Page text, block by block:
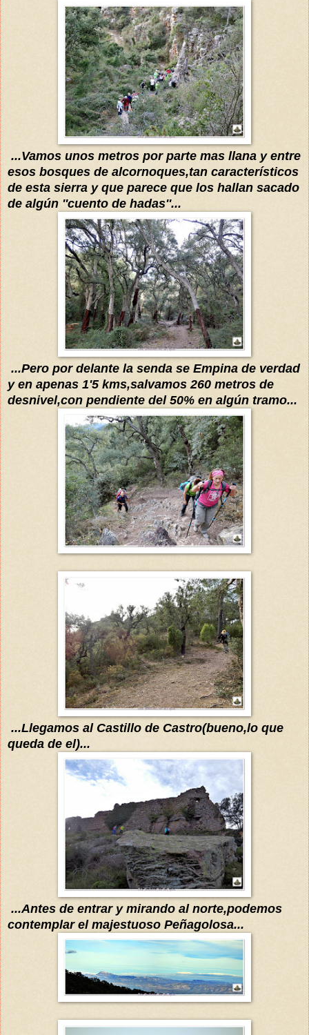
...Vamos unos metros por parte mas llana y entre
esos bosques de alcornoques,tan característicos
de esta sierra y que parece que los hallan sacado
de algún ''cuento de hadas''...
...Pero por delante la senda se Empina de verdad
y en apenas 1'5 kms,salvamos 260 metros de
desnivel,con pendiente del 50% en algún tramo...
...Llegamos al Castillo de Castro(bueno,lo que
queda de el)...
...Antes de entrar y mirando al norte,podemos
contemplar el majestuoso Peñagolosa...